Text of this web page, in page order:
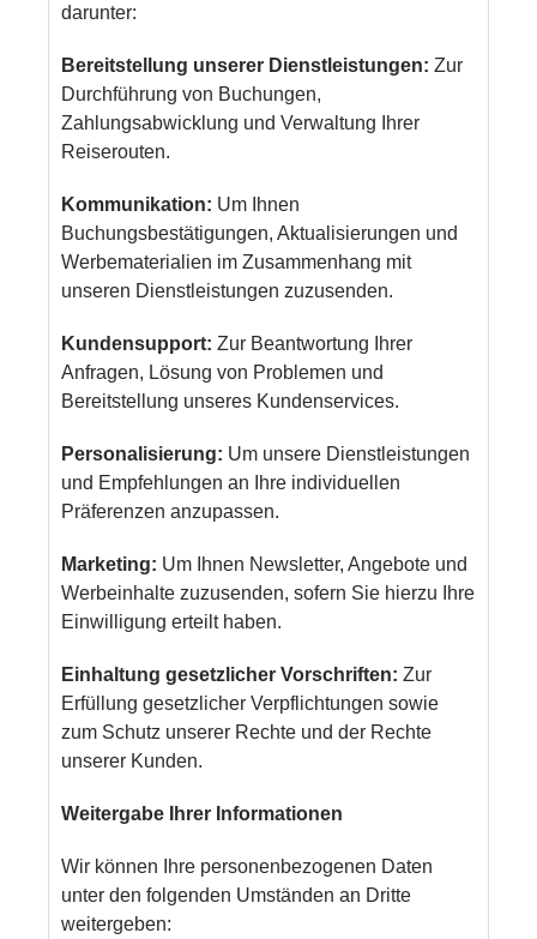
darunter:
Bereitstellung unserer Dienstleistungen: Zur
Durchführung von Buchungen,
Zahlungsabwicklung und Verwaltung Ihrer
Reiserouten.
Kommunikation: Um Ihnen
Buchungsbestätigungen, Aktualisierungen und
Werbematerialien im Zusammenhang mit
unseren Dienstleistungen zuzusenden.
Kundensupport: Zur Beantwortung Ihrer
Anfragen, Lösung von Problemen und
Bereitstellung unseres Kundenservices.
Personalisierung: Um unsere Dienstleistungen
und Empfehlungen an Ihre individuellen
Präferenzen anzupassen.
Marketing: Um Ihnen Newsletter, Angebote und
Werbeinhalte zuzusenden, sofern Sie hierzu Ihre
Einwilligung erteilt haben.
Einhaltung gesetzlicher Vorschriften: Zur
Erfüllung gesetzlicher Verpflichtungen sowie
zum Schutz unserer Rechte und der Rechte
unserer Kunden.
Weitergabe Ihrer Informationen
Wir können Ihre personenbezogenen Daten
unter den folgenden Umständen an Dritte
weitergeben: